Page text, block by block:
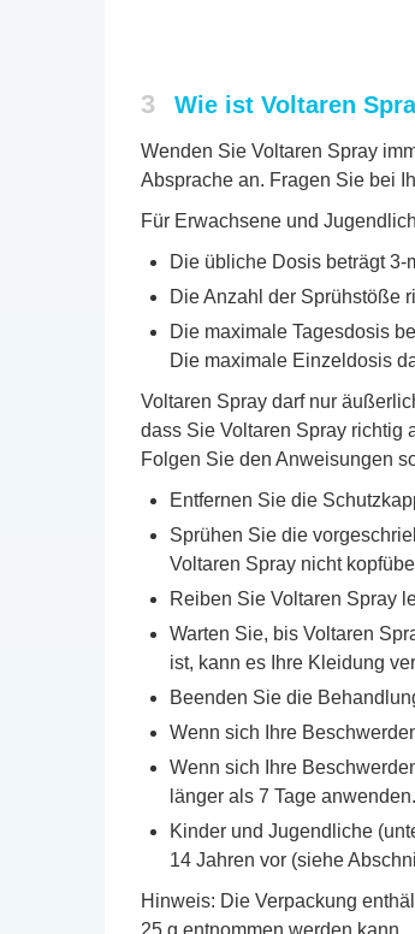
3 Wie ist Voltaren
Wenden Sie Voltaren Spray
Absprache an. Fragen Sie bei
Für Erwachsene und
Die übliche Dosis beträgt 3-
Die Anzahl der Sprühstöße
Die maximale Tagesdosis
Die maximale Einzeldosis
Voltaren Spray darf nur
dass Sie Voltaren Spray richtig
Folgen Sie den Anweisungen
Entfernen Sie die
Sprühen Sie die
Voltaren Spray nicht
Reiben Sie Voltaren Spray
Warten Sie, bis Voltaren
ist, kann es Ihre Kleidung
Beenden Sie die
Wenn sich Ihre
Wenn sich Ihre
länger als 7 Tage anwenden.
Kinder und Jugendliche
14 Jahren vor (siehe
Hinweis: Die Verpackung
25 g entnommen werden kann.